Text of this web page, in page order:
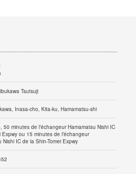
Tsutsuji
Inasa-cho, Kita-ku, Hamamatsu-shi
50 minutes de l’échangeur Hamamatsu Nishi IC
Expwy ou 15 minutes de l’échangeur
Nishi IC de la Shin-Tomei Expwy